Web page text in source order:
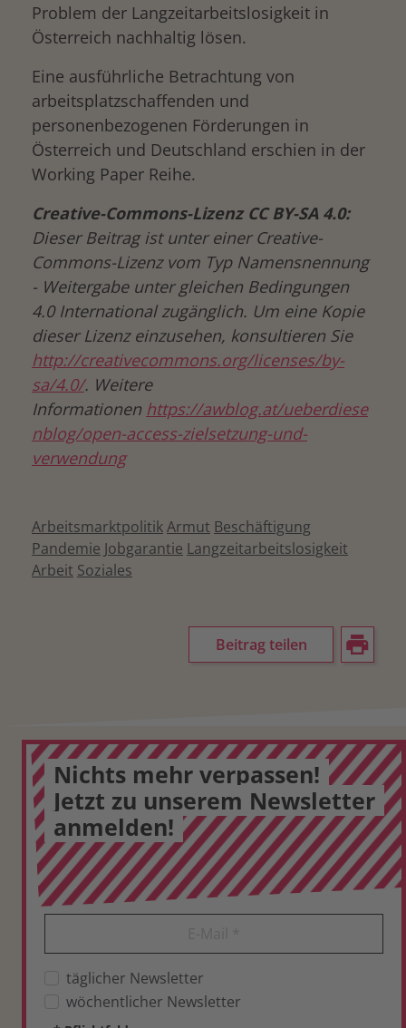
Problem der Langzeitarbeitslosigkeit in
Österreich nachhaltig lösen.
Eine ausführliche Betrachtung von
arbeitsplatzschaffenden und
personenbezogenen Förderungen in
Österreich und Deutschland erschien in der
Working Paper Reihe.
Creative-Commons-Lizenz CC BY-SA 4.0:
Dieser Beitrag ist unter einer Creative-
Commons-Lizenz vom Typ Namensnennung
- Weitergabe unter gleichen Bedingungen
4.0 International zugänglich. Um eine Kopie
dieser Lizenz einzusehen, konsultieren Sie
http://creativecommons.org/licenses/by-
sa/4.0/. Weitere
Informationen https://awblog.at/ueberdiese
nblog/open-access-zielsetzung-und-
verwendung
ArbeitsmarktpolitikArmut Beschäftigung
Pandemie Jobgarantie Langzeitarbeitslosigkeit
Arbeit Soziales
Beitrag teilen
Nichts mehr verpassen!
Jetzt zu unserem Newsletter
anmelden!
täglicher Newsletter
wöchentlicher Newsletter